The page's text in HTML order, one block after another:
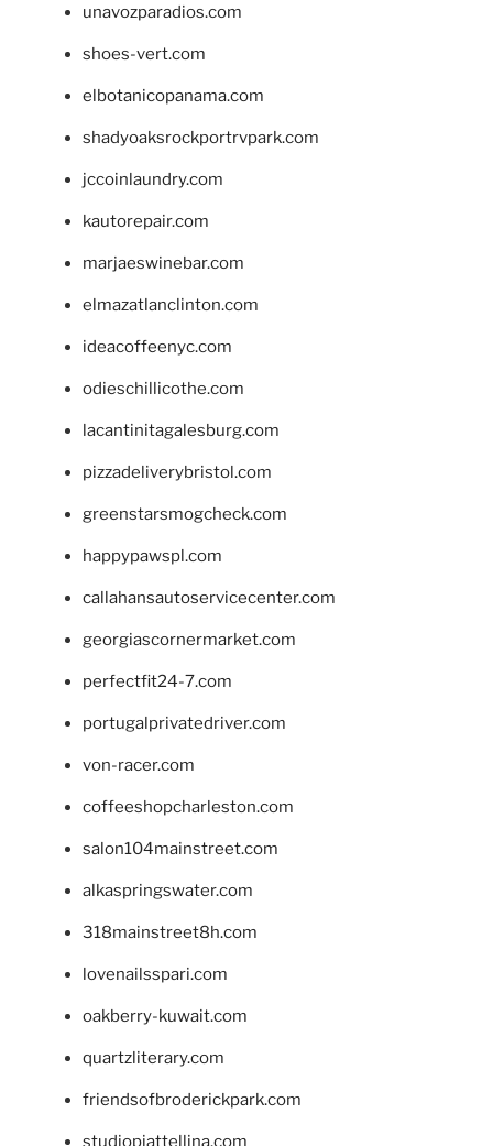
unavozparadios.com
shoes-vert.com
elbotanicopanama.com
shadyoaksrockportrvpark.com
jccoinlaundry.com
kautorepair.com
marjaeswinebar.com
elmazatlanclinton.com
ideacoffeenyc.com
odieschillicothe.com
lacantinitagalesburg.com
pizzadeliverybristol.com
greenstarsmogcheck.com
happypawspl.com
callahansautoservicecenter.com
georgiascornermarket.com
perfectfit24-7.com
portugalprivatedriver.com
von-racer.com
coffeeshopcharleston.com
salon104mainstreet.com
alkaspringswater.com
318mainstreet8h.com
lovenailsspari.com
oakberry-kuwait.com
quartzliterary.com
friendsofbroderickpark.com
studiopiattellina.com